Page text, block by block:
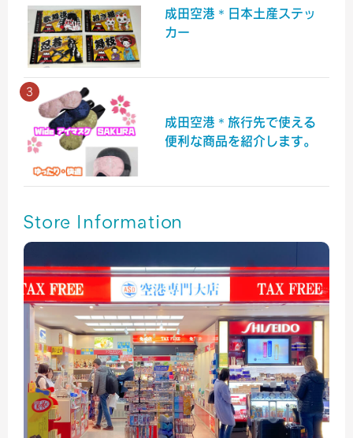
成田空港＊日本土産ステッ
カー
成田空港＊旅行先で使える
便利な商品を紹介します。
Store Information